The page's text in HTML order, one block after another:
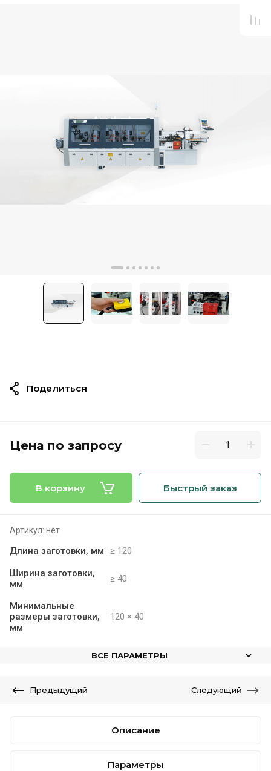
Цена по запросу
В корзину Быстрый заказ
Артикул: нет
Длина заготовки, мм ≥ 120
Ширина заготовки,
мм
≥ 40
Минимальные
размеры заготовки,
мм
120 × 40
ВСЕ ПАРАМЕТРЫ
Поделиться
Предыдущий Следующий
Описание
Параметры